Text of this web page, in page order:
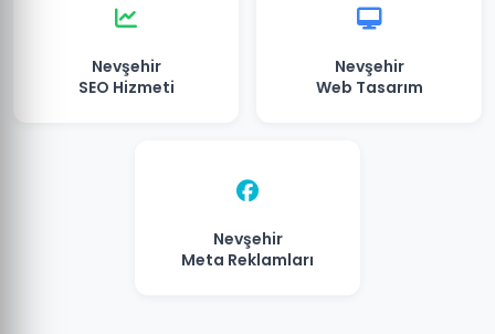
Nevşehir
SEO Hizmeti
Nevşehir
Web Tasarım
Nevşehir
Meta Reklamları